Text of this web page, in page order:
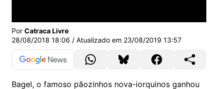
Por Catraca Livre
28/08/2018 18:06 / Atualizado em 23/08/2019 13:57
Bagel, o famoso pãozinhos nova-iorquinos ganhou